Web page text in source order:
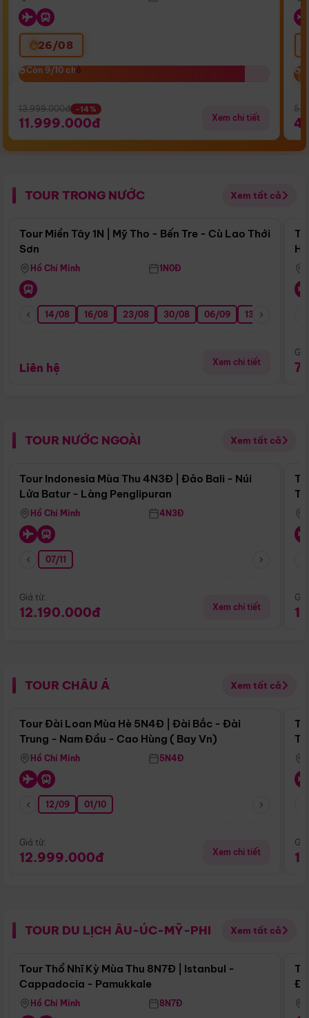
26/08
Còn 9/10 chỗ
Còn 9/10 chỗ
13.999.000đ -14%
11.999.000đ Xem chi tiết
TOUR TRONG NƯỚC Xem tất cả
Điểm nổi bật
Tour Miền Tây 1N | Mỹ Tho - Bến Tre - Cù Lao Thới
Sơn
Hồ Chí Minh 1N0Đ
14/08 16/08 23/08 30/08 06/09 13/09
Liên hệ Xem chi tiết
TOUR NƯỚC NGOÀI Xem tất cả
Điểm nổi bật
Tour Indonesia Mùa Thu 4N3Đ | Đảo Bali - Núi
Lửa Batur - Làng Penglipuran
Hồ Chí Minh 4N3Đ
07/11
Giá từ:
12.190.000đ Xem chi tiết
TOUR CHÂU Á Xem tất cả
Điểm nổi bật
Tour Đài Loan Mùa Hè 5N4Đ | Đài Bắc - Đài
Trung - Nam Đầu - Cao Hùng ( Bay Vn)
Hồ Chí Minh 5N4Đ
12/09 01/10
Giá từ:
12.999.000đ Xem chi tiết
TOUR DU LỊCH ÂU-ÚC-MỸ-PHI Xem tất cả
Điểm nổi bật
Tour Thổ Nhĩ Kỳ Mùa Thu 8N7Đ | Istanbul -
Cappadocia - Pamukkale
Hồ Chí Minh 8N7Đ